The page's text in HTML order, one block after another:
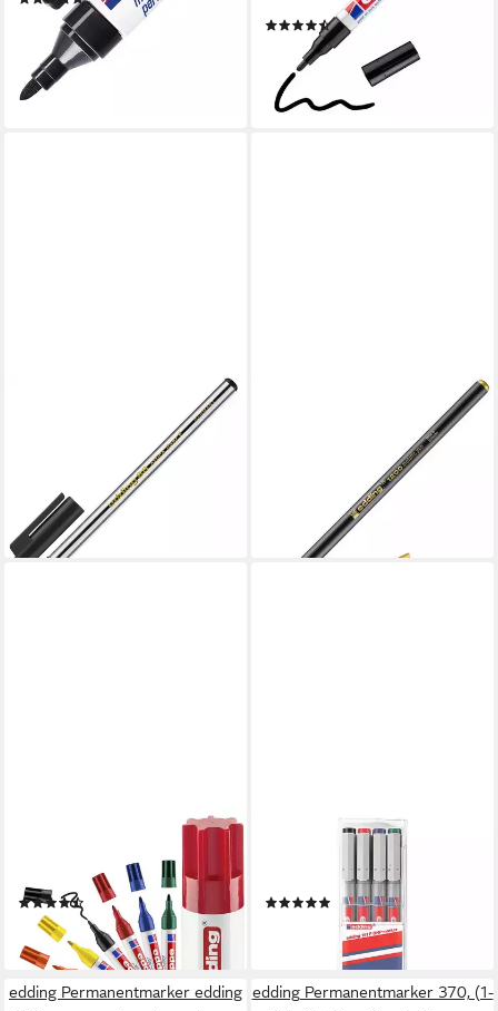
2,49 €
lieferbar - in 2-3 Werktagen bei dir
(2)
ab 6,69 €
lieferbar - in 4-5 Werktagen bei dir
Fineliner 88 F, Strichstärke
lieferbar - in 2-3 Werktagen bei dir
Faserstift Fasermaler 1200
metallic gold Rundspitze,
Metallictinte im Filtersystem
lieferbar - in 2-3 Werktagen bei dir
tlg), wisch- und wasserfest
(2)
ab 16,89 €
lieferbar - in 2-3 Werktagen bei dir
Folienstift e-151 F, (4-tlg), mit
non-permanenter Tinte
(2)
lieferbar - in 2-3 Werktagen bei dir
edding Permanentmarker edding edding Permanentmarker 370, (1-